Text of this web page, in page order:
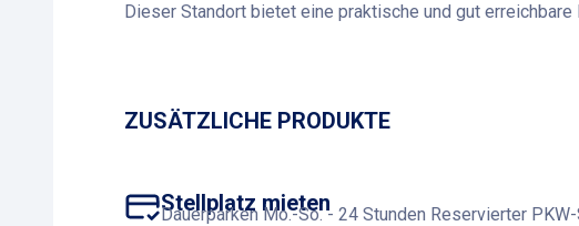
Dieser Standort bietet eine praktische und gut
ZUSÄTZLICHE PRODUKTE
Stellplatz mieten
Dauerparken Mo.-So. - 24 Stunden Reservierter